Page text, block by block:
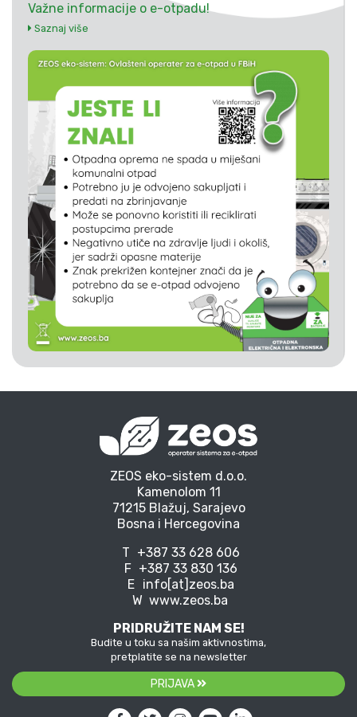
Važne informacije o e-otpadu!
Saznaj više
ZEOS eko-sistem d.o.o.
Kamenolom 11
71215 Blažuj, Sarajevo
Bosna i Hercegovina
T +387 33 628 606
F +387 33 830 136
E info[at]zeos.ba
W www.zeos.ba
PRIDRUŽITE NAM SE!
Budite u toku sa našim aktivnostima,
pretplatite se na newsletter
PRIJAVA